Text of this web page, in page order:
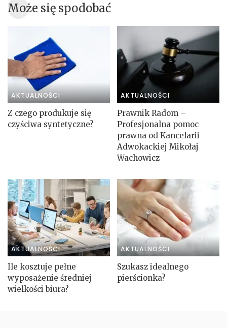
Może się spodobać
AKTUALNOŚCI
Z czego produkuje się
czyściwa syntetyczne?
AKTUALNOŚCI
Prawnik Radom –
Profesjonalna pomoc
prawna od Kancelarii
Adwokackiej Mikołaj
Wachowicz
AKTUALNOŚCI
Ile kosztuje pełne
wyposażenie średniej
wielkości biura?
AKTUALNOŚCI
Szukasz idealnego
pierścionka?